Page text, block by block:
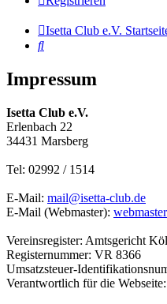
Isetta Club e.V.
Suche
Impressum
Isetta Club e.V.
Erlenbach 22
34431 Marsberg
Tel: 02992 / 1514
E-Mail: mail@isetta-club.de
E-Mail (Webmaster):
Vereinsregister: Amtsgericht
Registernummer: VR 8366
Umsatzsteuer-
Verantwortlich für die